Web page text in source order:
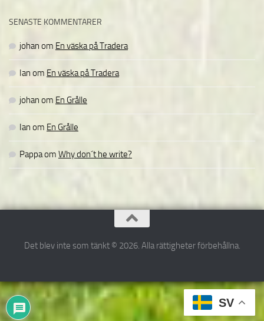
SENASTE KOMMENTARER
johan om En väska på Tradera
Ian om En väska på Tradera
johan om En Grålle
Ian om En Grålle
Pappaom Why don´t he write?
Det blev inte som tänkt © 2026. Alla rättigheter förbehållna.
SV